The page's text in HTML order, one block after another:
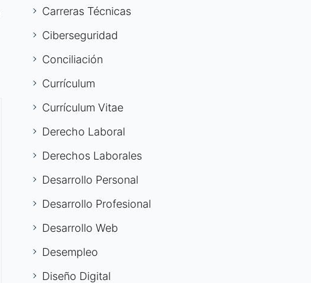
Carreras Técnicas
Ciberseguridad
Conciliación
Currículum
Currículum Vitae
Derecho Laboral
Derechos Laborales
Desarrollo Personal
Desarrollo Profesional
Desarrollo Web
Desempleo
Diseño Digital